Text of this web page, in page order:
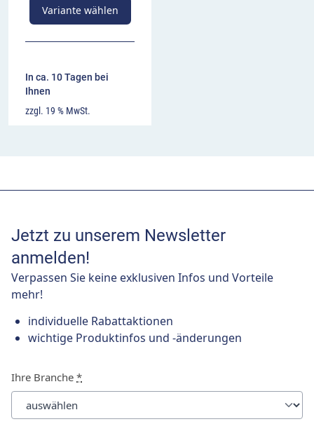
Variante wählen
In ca. 10 Tagen bei
Ihnen
zzgl. 19 % MwSt.
Jetzt zu unserem Newsletter
anmelden!
Verpassen Sie keine exklusiven Infos und Vorteile
mehr!
individuelle Rabattaktionen
wichtige Produktinfos und -änderungen
Ihre Branche *